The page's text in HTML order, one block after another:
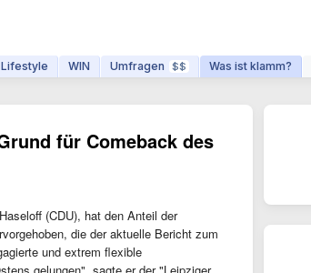
Lifestyle WIN Umfragen $$ Was ist klamm?
für Comeback des
(CDU), hat den Anteil der
die der aktuelle Bericht zum
und extrem flexible